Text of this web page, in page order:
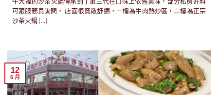
可跟服務員詢問， 店面很寬敞舒適，一樓為牛肉熱炒區，二樓為正宗
沙茶火鍋 [...]
12
6 月